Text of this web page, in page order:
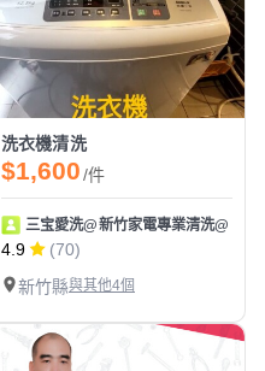
洗衣機清洗
$1,600/件
三宝愛洗@新竹家電專業清洗@
4.9
(70)
新竹縣與其他4個